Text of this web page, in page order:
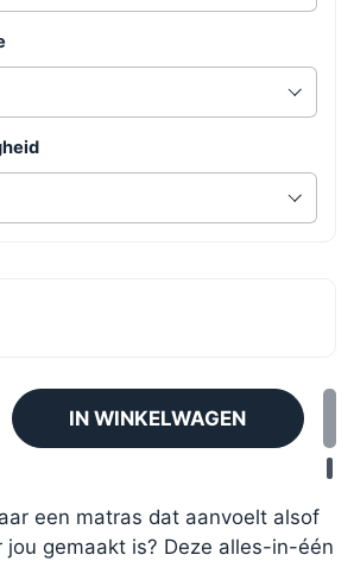
IN WINKELWAGEN
een matras dat aanvoelt alsof
jou gemaakt is? Deze alles-in-één